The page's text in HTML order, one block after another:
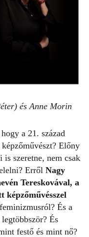
és Anne Morin
a 21. század
Előny
szeretne, nem csak
Erről Nagy
Tereskovával, a
És a
És
festő és mint nő?